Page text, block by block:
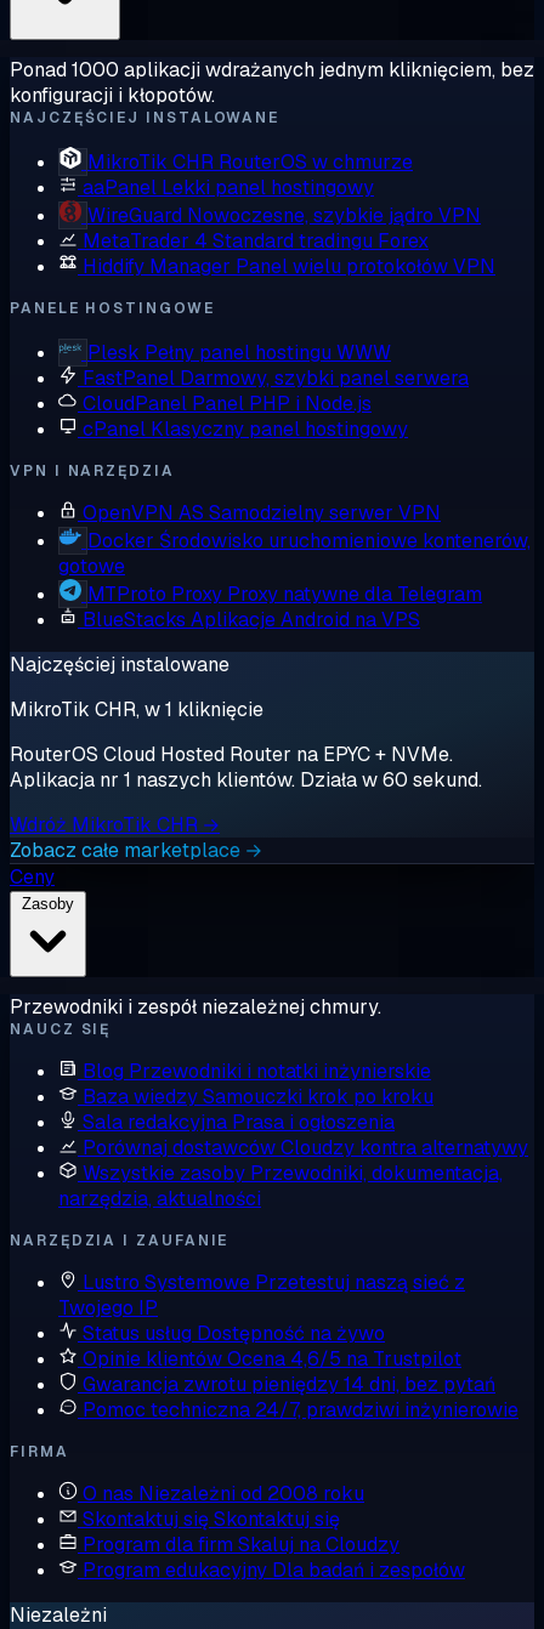
Ponad 1000 aplikacji wdrażanych jednym kliknięciem, bez
konfiguracji i kłopotów.
NAJCZĘŚCIEJ INSTALOWANE
MikroTik CHR RouterOS w chmurze
aaPanel Lekki panel hostingowy
WireGuard Nowoczesne, szybkie jądro VPN
MetaTrader 4 Standard tradingu Forex
Hiddify Manager Panel wielu protokołów VPN
PANELE HOSTINGOWE
Plesk Pełny panel hostingu WWW
FastPanel Darmowy, szybki panel serwera
CloudPanel Panel PHP i Node.js
cPanel Klasyczny panel hostingowy
VPN I NARZĘDZIA
OpenVPN AS Samodzielny serwer VPN
Docker Środowisko uruchomieniowe kontenerów,
gotowe
MTProto Proxy Proxy natywne dla Telegram
BlueStacks Aplikacje Android na VPS
Najczęściej instalowane
MikroTik CHR, w 1 kliknięcie
RouterOS Cloud Hosted Router na EPYC + NVMe.
Aplikacja nr 1 naszych klientów. Działa w 60 sekund.
Wdróż MikroTik CHR →
Zobacz całe marketplace →
Ceny
Przewodniki i zespół niezależnej chmury.
NAUCZ SIĘ
Blog Przewodniki i notatki inżynierskie
Baza wiedzySamouczki krok po kroku
Sala redakcyjna Prasa i ogłoszenia
Porównaj dostawcówCloudzy kontra alternatywy
Wszystkie zasoby Przewodniki, dokumentacja,
narzędzia, aktualności
NARZĘDZIA I ZAUFANIE
Lustro Systemowe Przetestuj naszą sieć z
Twojego IP
Status usług Dostępność na żywo
Opinie klientówOcena 4,6/5 na Trustpilot
Gwarancja zwrotu pieniędzy14 dni, bez pytań
Pomoc techniczna 24/7, prawdziwi inżynierowie
FIRMA
O nas Niezależni od 2008 roku
Skontaktuj sięSkontaktuj się
Program dla firm Skaluj na Cloudzy
Program edukacyjny Dla badań i zespołów
Niezależni